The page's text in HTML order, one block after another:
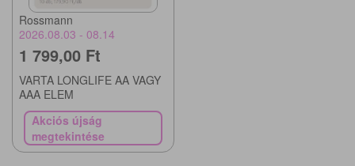
Rossmann
2026.08.03 - 08.14
1 799,00 Ft
VARTA LONGLIFE AA VAGY
AAA ELEM
Akciós újság
megtekintése